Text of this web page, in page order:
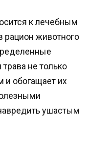
к лечебным
рацион животного
не только
и обогащает их
ушастым